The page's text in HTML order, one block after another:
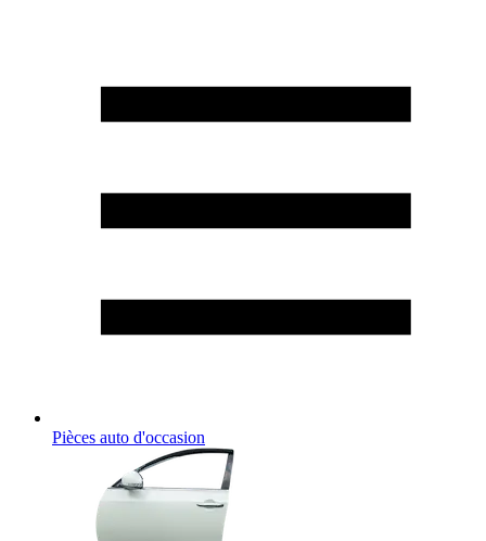
Pièces auto d'occasion